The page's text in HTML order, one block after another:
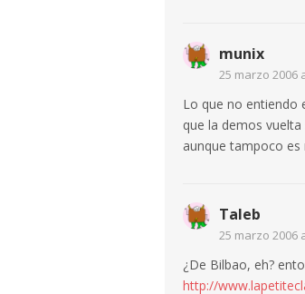
munix
25 marzo 2006
Lo que no entiendo
que la demos
aunque tampoco
Taleb
25 marzo 2006
¿De Bilbao, eh?
http://